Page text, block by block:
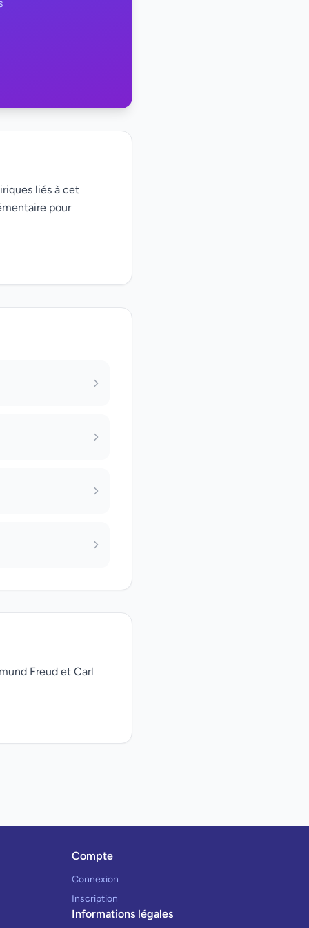
liés à cet
pour
Freud et Carl
Compte
Connexion
Inscription
Informations légales